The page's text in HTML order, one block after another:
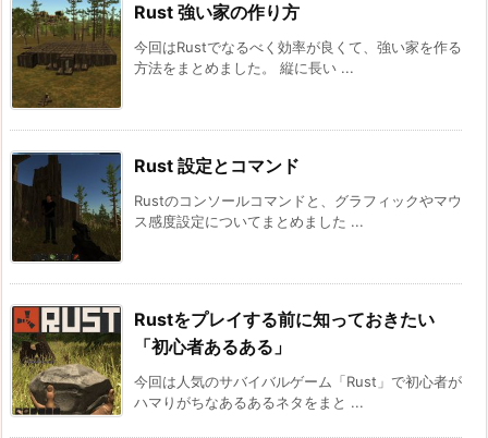
Rust 強い家の作り方
今回はRustでなるべく効率が良くて、強い家を作る
方法をまとめました。 縦に長い ...
Rust 設定とコマンド
Rustのコンソールコマンドと、グラフィックやマウ
ス感度設定についてまとめました ...
Rustをプレイする前に知っておきたい
「初心者あるある」
今回は人気のサバイバルゲーム「Rust」で初心者が
ハマりがちなあるあるネタをまと ...